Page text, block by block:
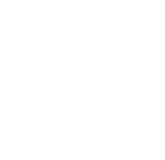
in
ピン不動産
んどマカティ
動産投資情報で